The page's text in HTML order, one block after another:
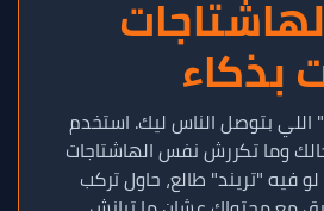
بذكاء
اللي بتوصل الناس ليك. استخدم
وما تكررش نفس الهاشتاجات
"تريند" طالع، حاول تركب